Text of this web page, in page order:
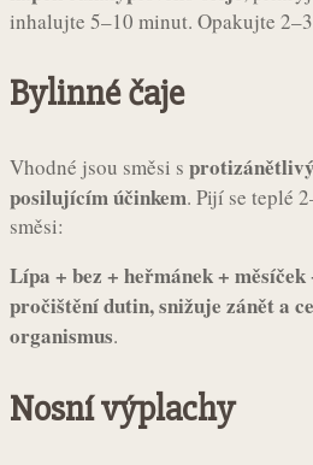
inhalujte 5–10 minut. Opakujte
Bylinné čaje
Vhodné jsou směsi s
posilujícím účinkem. Pijí se teplé
směsi:
Lípa + bez + heřmánek +
pročištění dutin, snižuje zánět a
organismus.
Nosní výplachy